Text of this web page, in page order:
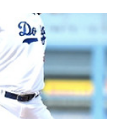
두 용도가 다릅니다. 경식구와 연식
다. 경식구는 우리가 아는 프로야구
반적으로 야구공이라고 하는 공입
또는 아마추어 야구에 주로 사용되
그가 따로 있습니다. 안전구는 말 그